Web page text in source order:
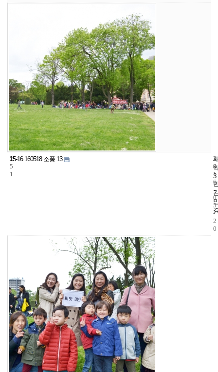
2
5
1
15-16 160518 소풍 13
3
3
8
2
0
1
6
-
0
5
-
2
0